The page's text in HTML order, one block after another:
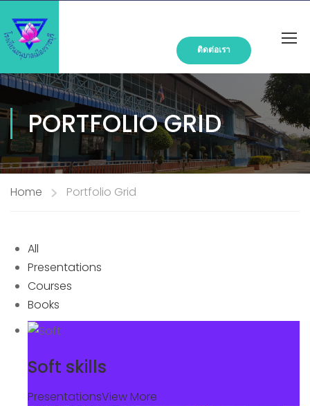
ติดต่อเรา
PORTFOLIO GRID
Home Portfolio Grid
All
Presentations
Courses
Books
Soft skills
PresentationsView More